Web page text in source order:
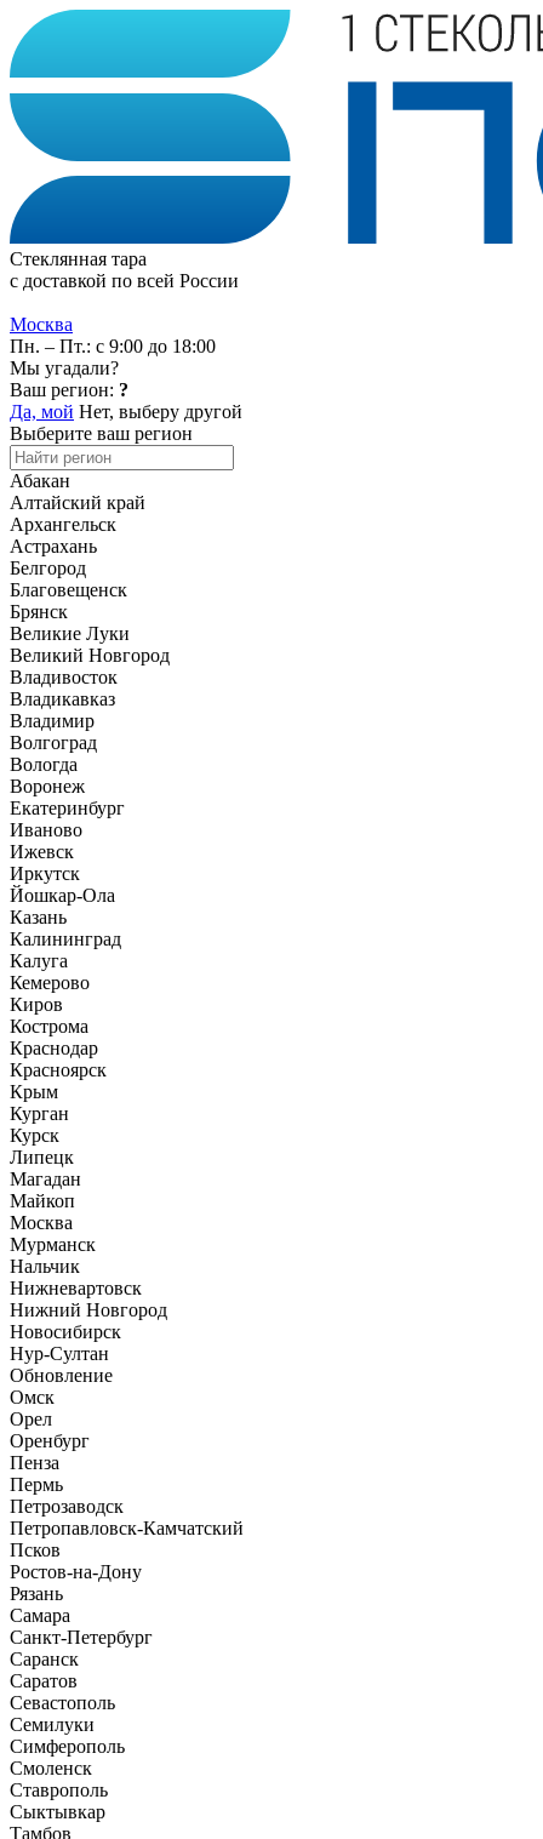
Стеклянная тара
с доставкой по всей России
Москва
Пн. – Пт.: с 9:00 до 18:00
Мы угадали?
Ваш регион: ?
Да, мой Нет, выберу другой
Выберите ваш регион
Абакан
Алтайский край
Архангельск
Астрахань
Белгород
Благовещенск
Брянск
Великие Луки
Великий Новгород
Владивосток
Владикавказ
Владимир
Волгоград
Вологда
Воронеж
Екатеринбург
Иваново
Ижевск
Иркутск
Йошкар-Ола
Казань
Калининград
Калуга
Кемерово
Киров
Кострома
Краснодар
Красноярск
Крым
Курган
Курск
Липецк
Магадан
Майкоп
Москва
Мурманск
Нальчик
Нижневартовск
Нижний Новгород
Новосибирск
Нур-Султан
Обновление
Омск
Орел
Оренбург
Пенза
Пермь
Петрозаводск
Петропавловск-Камчатский
Псков
Ростов-на-Дону
Рязань
Самара
Санкт-Петербург
Саранск
Саратов
Севастополь
Семилуки
Симферополь
Смоленск
Ставрополь
Сыктывкар
Тамбов